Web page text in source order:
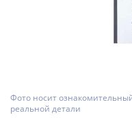
Фото носит
реальной детали